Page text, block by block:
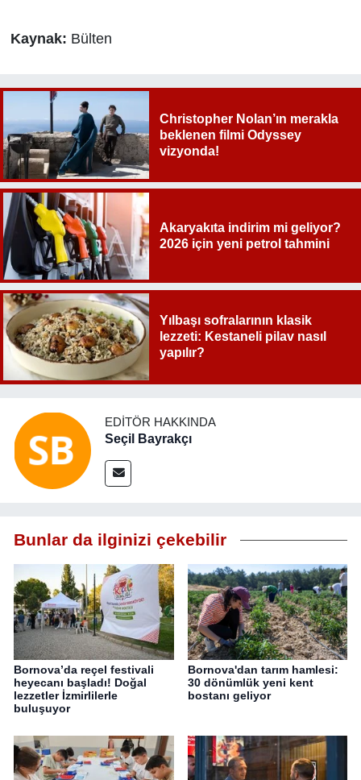
Kaynak: Bülten
Christopher Nolan’ın merakla
beklenen filmi Odyssey
vizyonda!
Akaryakıta indirim mi geliyor?
2026 için yeni petrol tahmini
Yılbaşı sofralarının klasik
lezzeti: Kestaneli pilav nasıl
yapılır?
EDITÖR HAKKINDA
Seçil Bayrakçı
Bunlar da ilginizi çekebilir
Bornova’da reçel festivali
heyecanı başladı! Doğal
lezzetler İzmirlilerle
buluşuyor
Bornova'dan tarım hamlesi:
30 dönümlük yeni kent
bostanı geliyor